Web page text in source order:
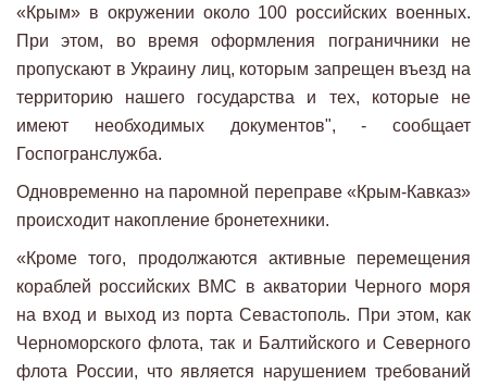
«Крым» в окружении около 100 российских военных.
При этом, во время оформления пограничники не
пропускают в Украину лиц, которым запрещен въезд на
территорию нашего государства и тех, которые не
имеют необходимых документов", - сообщает
Госпогранслужба.
Одновременно на паромной переправе «Крым-Кавказ»
происходит накопление бронетехники.
«Кроме того, продолжаются активные перемещения
кораблей российских ВМС в акватории Черного моря
на вход и выход из порта Севастополь. При этом, как
Черноморского флота, так и Балтийского и Северного
флота России, что является нарушением требований